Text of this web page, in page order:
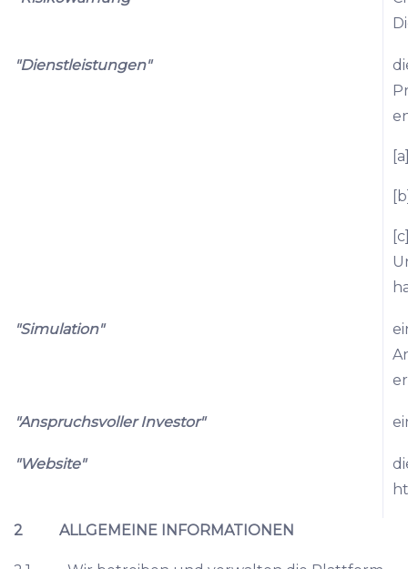
"Dienstleistungen"
"Simulation"
"Anspruchsvoller Investor"
"Website"
2 ALLGEMEINE INFORMATIONEN